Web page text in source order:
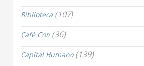
Biblioteca (107)
Café Con (36)
Capital Humano(139)